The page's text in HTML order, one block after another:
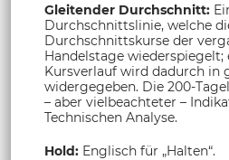
Gleitender Durchschnitt:
Durchschnittslinie, welche
Durchschnittskurse der
Handelstage wiederspiegelt;
Kursverlauf wird dadurch in
widergegeben. Die 200-
– aber vielbeachteter –
Technischen Analyse.
Hold: Englisch für „Halten“.